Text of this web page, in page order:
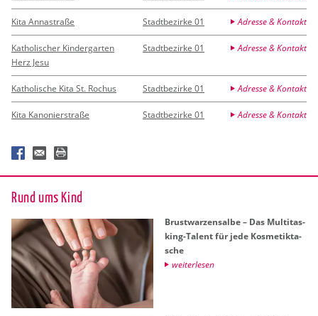
Kita Annastraße Stadtbezirke 01 Adresse & Kontakt
Katholischer Kindergarten
Herz Jesu
Stadtbezirke 01 Adresse & Kontakt
Katholische Kita St. Rochus Stadtbezirke 01 Adresse & Kontakt
Kita Kanonierstraße Stadtbezirke 01 Adresse & Kontakt
Rund ums Kind
Brust­war­zen­sal­be – Das Mul­ti­tas­
king-Ta­lent für jede Kos­me­tik­ta­
sche
wei­ter­le­sen